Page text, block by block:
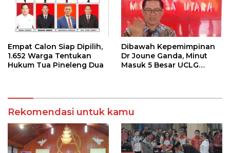
Empat Calon Siap Dipilih,
1.652 Warga Tentukan
Hukum Tua Pineleng Dua
Dibawah Kepemimpinan
Dr Joune Ganda, Minut
Masuk 5 Besar UCLG
Rekomendasi untuk kamu